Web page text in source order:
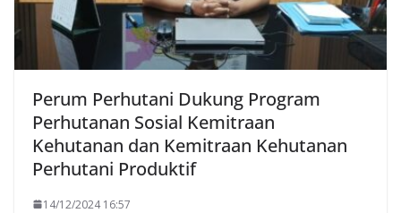
Perum Perhutani Dukung Program
Perhutanan Sosial Kemitraan
Kehutanan dan Kemitraan Kehutanan
Perhutani Produktif
14/12/2024 16:57